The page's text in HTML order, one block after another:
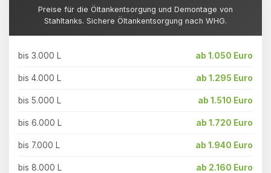
Preise für die Öltankentsorgung und Demontage von
Stahltanks. Sichere Öltankentsorgung nach WHG.
bis 3.000 L ab 1.050 Euro
bis 4.000 L ab 1.295 Euro
bis 5.000 L ab 1.510 Euro
bis 6.000 L ab 1.720 Euro
bis 7.000 L ab 1.940 Euro
bis 8.000 L ab 2.160 Euro